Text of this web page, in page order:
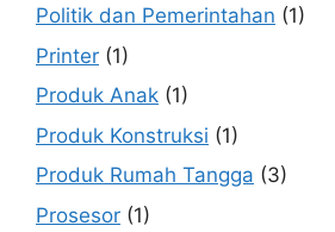
Politik dan Pemerintahan (1)
Printer (1)
Produk Anak (1)
Produk Konstruksi (1)
Produk Rumah Tangga (3)
Prosesor (1)